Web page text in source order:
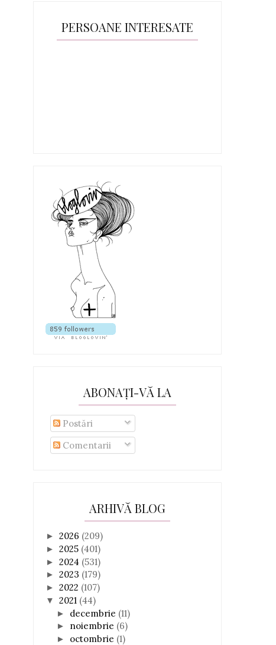
PERSOANE INTERESATE
ABONAȚI-VĂ LA
Postări
Comentarii
ARHIVĂ BLOG
► 2026 (209)
► 2025 (401)
► 2024 (531)
► 2023 (179)
► 2022 (107)
▼ 2021 (44)
► decembrie (11)
► noiembrie (6)
► octombrie (1)